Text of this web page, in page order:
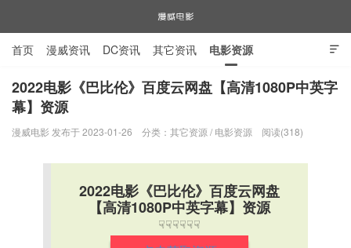
漫威电影

首页 漫威资讯 DC资讯 其它资讯 电影资源
电视剧资源 漫威图片
2022电影《巴比伦》百度云网盘【高清1080P中英字
幕】资源
漫威电影 发布于 2023-01-26 分类： 其它资源 / 电影资源 阅读(318)
2022电影《巴比伦》百度云网盘
【高清1080P中英字幕】资源
☟☟☟☟☟☟